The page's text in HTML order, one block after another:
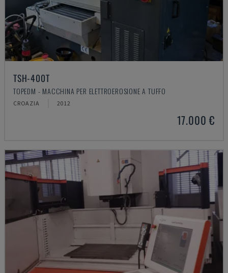
TSH-400T
TOPEDM - MACCHINA PER ELETTROEROSIONE A TUFFO
CROAZIA 2012
17.000 €